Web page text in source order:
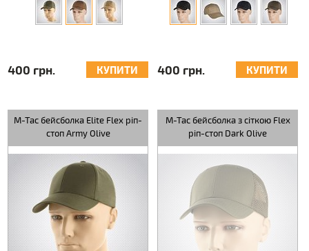
400 грн. КУПИТИ 400 грн. КУПИТИ
M-Tac бейсболка Elite Flex ріп-
стоп Army Olive
M-Tac бейсболка з сіткою Flex
ріп-стоп Dark Olive